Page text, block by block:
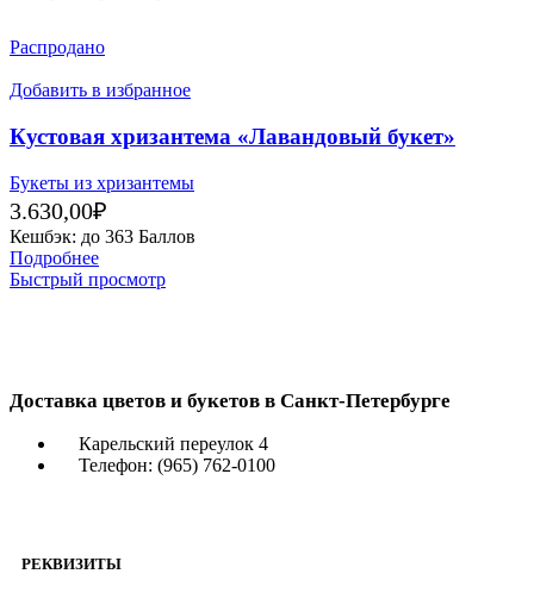
Распродано
Добавить в избранное
Кустовая хризантема «Лавандовый букет»
Букеты из хризантемы
3.630,00₽
Кешбэк: до 363 Баллов
Подробнее
Быстрый просмотр
Доставка цветов и букетов в Санкт-Петербурге
Карельский переулок 4
Телефон: (965) 762-0100
РЕКВИЗИТЫ